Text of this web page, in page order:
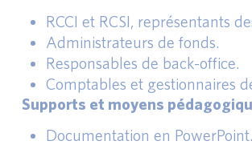
RCCI et RCSI, représentants
Administrateurs de fonds.
Responsables de back-office.
Comptables et gestionnaires
Supports et moyens
Documentation en PowerPoint.